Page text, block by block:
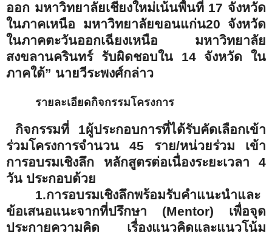
ออก มหาวิทยาลัยเชียงใหม่เน้นพื้นที่ 17 จังหวัด
ในภาคเหนือ มหาวิทยาลัยขอนแก่น20 จังหวัด
ในภาคตะวันออกเฉียงเหนือ มหาวิทยาลัย
สงขลานครินทร์ รับผิดชอบใน 14 จังหวัด ใน
ภาคใต้” นายวีระพงศ์กล่าว
รายละเอียดกิจกรรมโครงการ
กิจกรรมที่ 1ผู้ประกอบการที่ได้รับคัดเลือกเข้า
ร่วมโครงการจำนวน 45 ราย/หน่วยร่วม เข้า
การอบรมเชิงลึก หลักสูตรต่อเนื่องระยะเวลา 4
วัน ประกอบด้วย
1.การอบรมเชิงลึกพร้อมรับคำแนะนำและ
ข้อเสนอแนะจากที่ปรึกษา (Mentor) เพื่อจุด
ประกายความคิด เรื่องแนวคิดและแนวโน้ม